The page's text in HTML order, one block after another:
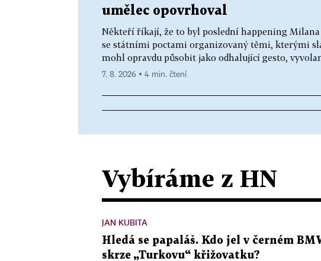
umělec opovrhoval
Někteří říkají, že to byl poslední happening Milana
se státními poctami organizovaný těmi, kterými
mohl opravdu působit jako odhalující gesto,
7. 8. 2026 ▪ 4 min. čtení
Vybíráme z HN
JAN KUBITA
Hledá se papaláš. Kdo jel v černém
skrze „Turkovu“ křižovatku?